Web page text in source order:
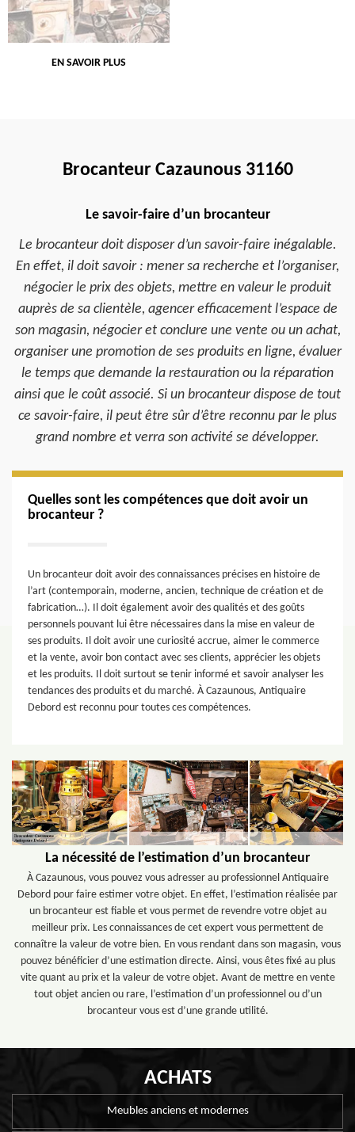
EN SAVOIR PLUS
Brocanteur Cazaunous 31160
Le savoir-faire d’un brocanteur
Le brocanteur doit disposer d’un savoir-faire inégalable.
En effet, il doit savoir : mener sa recherche et l’organiser,
négocier le prix des objets, mettre en valeur le produit
auprès de sa clientèle, agencer efficacement l’espace de
son magasin, négocier et conclure une vente ou un achat,
organiser une promotion de ses produits en ligne, évaluer
le temps que demande la restauration ou la réparation
ainsi que le coût associé. Si un brocanteur dispose de tout
ce savoir-faire, il peut être sûr d’être reconnu par le plus
grand nombre et verra son activité se développer.
Quelles sont les compétences que doit avoir un
brocanteur ?
Un brocanteur doit avoir des connaissances précises en histoire de
l’art (contemporain, moderne, ancien, technique de création et de
fabrication…). Il doit également avoir des qualités et des goûts
personnels pouvant lui être nécessaires dans la mise en valeur de
ses produits. Il doit avoir une curiosité accrue, aimer le commerce
et la vente, avoir bon contact avec ses clients, apprécier les objets
et les produits. Il doit surtout se tenir informé et savoir analyser les
tendances des produits et du marché. À Cazaunous, Antiquaire
Debord est reconnu pour toutes ces compétences.
La nécessité de l’estimation d’un brocanteur
À Cazaunous, vous pouvez vous adresser au professionnel Antiquaire
Debord pour faire estimer votre objet. En effet, l’estimation réalisée par
un brocanteur est fiable et vous permet de revendre votre objet au
meilleur prix. Les connaissances de cet expert vous permettent de
connaître la valeur de votre bien. En vous rendant dans son magasin, vous
pouvez bénéficier d’une estimation directe. Ainsi, vous êtes fixé au plus
vite quant au prix et la valeur de votre objet. Avant de mettre en vente
tout objet ancien ou rare, l’estimation d’un professionnel ou d’un
brocanteur vous est d’une grande utilité.
ACHATS
Meubles anciens et modernes